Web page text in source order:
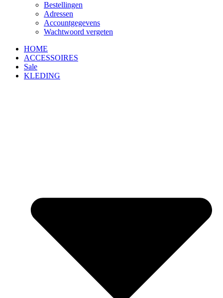
Bestellingen
Adressen
Accountgegevens
Wachtwoord vergeten
HOME
ACCESSOIRES
Sale
KLEDING